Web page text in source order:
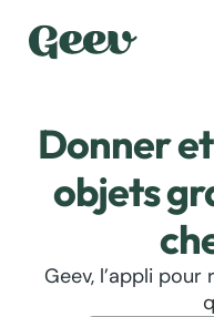
Donner
objets
Geev, l’appli